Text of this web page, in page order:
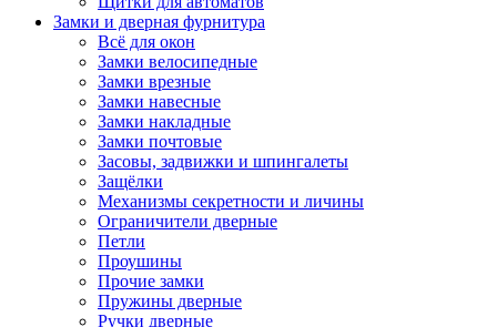
Замки и дверная фурнитура
Всё для окон
Замки велосипедные
Замки врезные
Замки навесные
Замки накладные
Замки почтовые
Засовы, задвижки и шпингалеты
Защёлки
Механизмы секретности и личины
Ограничители дверные
Петли
Проушины
Прочие замки
Пружины дверные
Ручки дверные